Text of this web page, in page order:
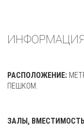
РАСПОЛОЖЕНИЕ:
ПЕШКОМ.
ЗАЛЫ,